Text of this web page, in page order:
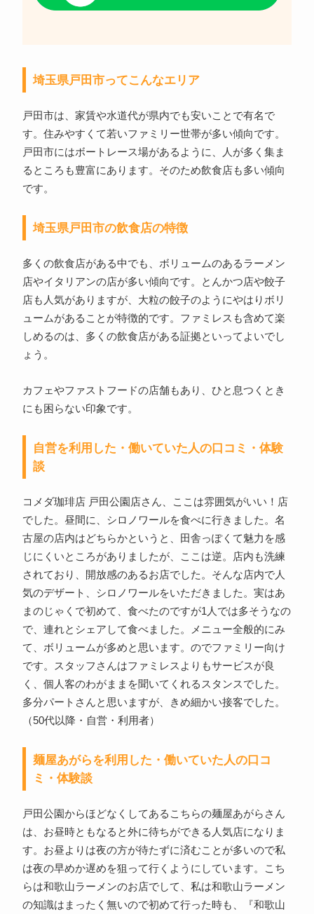
埼玉県戸田市ってこんなエリア
戸田市は、家賃や水道代が県内でも安いことで有名で
す。住みやすくて若いファミリー世帯が多い傾向です。
戸田市にはボートレース場があるように、人が多く集ま
るところも豊富にあります。そのため飲食店も多い傾向
です。
埼玉県戸田市の飲食店の特徴
多くの飲食店がある中でも、ボリュームのあるラーメン
店やイタリアンの店が多い傾向です。とんかつ店や餃子
店も人気がありますが、大粒の餃子のようにやはりボリ
ュームがあることが特徴的です。ファミレスも含めて楽
しめるのは、多くの飲食店がある証拠といってよいでし
ょう。
カフェやファストフードの店舗もあり、ひと息つくとき
にも困らない印象です。
自営を利用した・働いていた人の口コミ・体験
談
コメダ珈琲店 戸田公園店さん、ここは雰囲気がいい！店
でした。昼間に、シロノワールを食べに行きました。名
古屋の店内はどちらかというと、田舎っぽくて魅力を感
じにくいところがありましたが、ここは逆。店内も洗練
されており、開放感のあるお店でした。そんな店内で人
気のデザート、シロノワールをいただきました。実はあ
まのじゃくで初めて、食べたのですが1人では多そうなの
で、連れとシェアして食べました。メニュー全般的にみ
て、ボリュームが多めと思います。のでファミリー向け
です。スタッフさんはファミレスよりもサービスが良
く、個人客のわがままを聞いてくれるスタンスでした。
多分パートさんと思いますが、きめ細かい接客でした。
（50代以降・自営・利用者）
麺屋あがらを利用した・働いていた人の口コ
ミ・体験談
戸田公園からほどなくしてあるこちらの麺屋あがらさん
は、お昼時ともなると外に待ちができる人気店になりま
す。お昼よりは夜の方が待たずに済むことが多いので私
は夜の早めか遅めを狙って行くようにしています。こち
らは和歌山ラーメンのお店でして、私は和歌山ラーメン
の知識はまったく無いので初めて行った時も、『和歌山